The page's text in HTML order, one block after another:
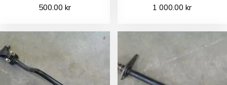
500.00kr 1 000.00kr